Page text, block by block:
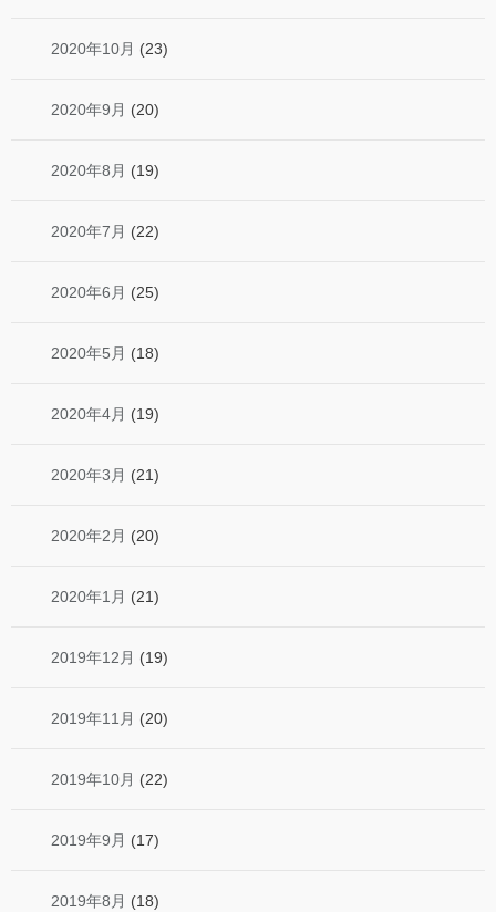
2020年10月 (23)
2020年9月 (20)
2020年8月 (19)
2020年7月 (22)
2020年6月 (25)
2020年5月 (18)
2020年4月 (19)
2020年3月 (21)
2020年2月 (20)
2020年1月 (21)
2019年12月 (19)
2019年11月 (20)
2019年10月 (22)
2019年9月 (17)
2019年8月 (18)